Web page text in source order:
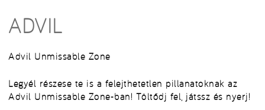
ADVIL
Advil Unmissable Zone
Legyél részese te is a felejthetetlen pillanatoknak az
Advil Unmissable Zone-ban! Töltődj fel, játssz és nyerj!